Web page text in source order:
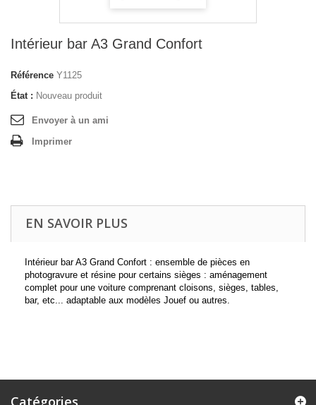
Intérieur bar A3 Grand Confort
Référence Y1125
État : Nouveau produit
Envoyer à un ami
Imprimer
EN SAVOIR PLUS
Intérieur bar A3 Grand Confort : ensemble de pièces en
photogravure et résine pour certains sièges : aménagement
complet pour une voiture comprenant cloisons, sièges, tables,
bar, etc... adaptable aux modèles Jouef ou autres.